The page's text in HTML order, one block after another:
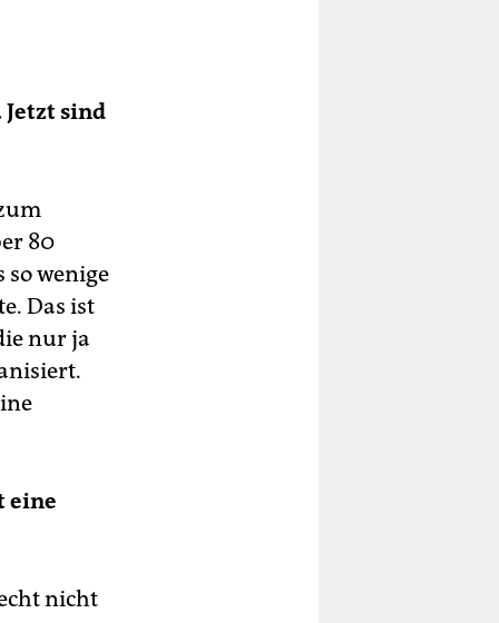
Jetzt sind
80
so wenige
Das ist
nur ja
eine
nicht